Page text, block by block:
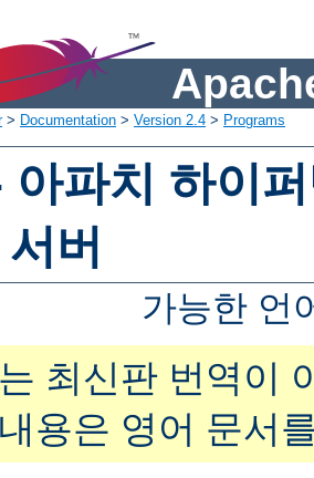
> Documentation > Version 2.4 > Programs
파치 하이
버
가능한 언
최신판 번역이
용은 영어 문서